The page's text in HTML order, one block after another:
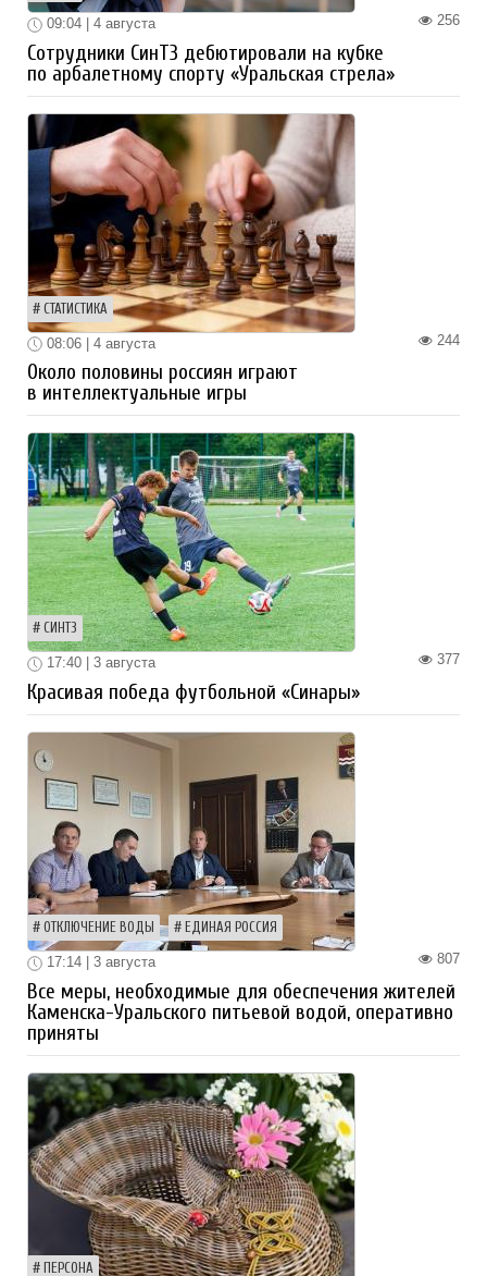
256
09:04 | 4 августа
Сотрудники СинТЗ дебютировали на кубке
по арбалетному спорту «Уральская стрела»
СТАТИСТИКА
244
08:06 | 4 августа
Около половины россиян играют
в интеллектуальные игры
СИНТЗ
377
17:40 | 3 августа
Красивая победа футбольной «Синары»
ОТКЛЮЧЕНИЕ ВОДЫ ЕДИНАЯ РОССИЯ
807
17:14 | 3 августа
Все меры, необходимые для обеспечения жителей
Каменска-Уральского питьевой водой, оперативно
приняты
ПЕРСОНА